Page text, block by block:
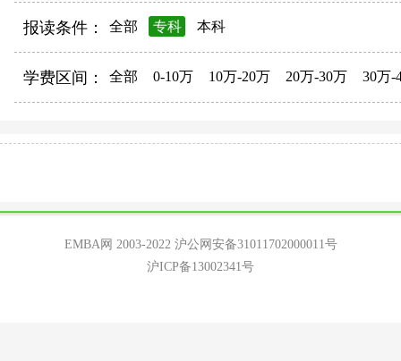
报读条件： 全部 专科 本科
学费区间： 全部 0-10万 10万-20万 20万-30万 30万-
EMBA网 2003-2022 沪公网安备31011702000011号
沪ICP备13002341号